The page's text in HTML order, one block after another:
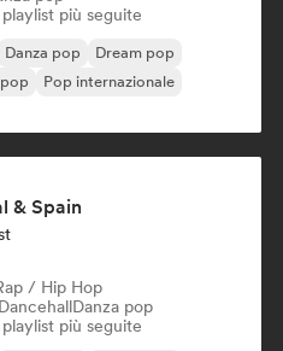
più seguite
Danza pop
Dream pop
Pop internazionale
& Spain
/ Hip Hop
DancehallDanza pop
più seguite